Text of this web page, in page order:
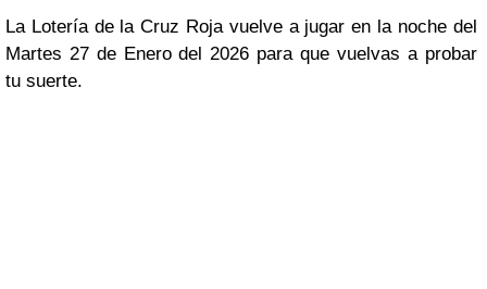
La Lotería de la Cruz Roja vuelve a jugar en la noche del
Martes 27 de Enero del 2026 para que vuelvas a probar
tu suerte.